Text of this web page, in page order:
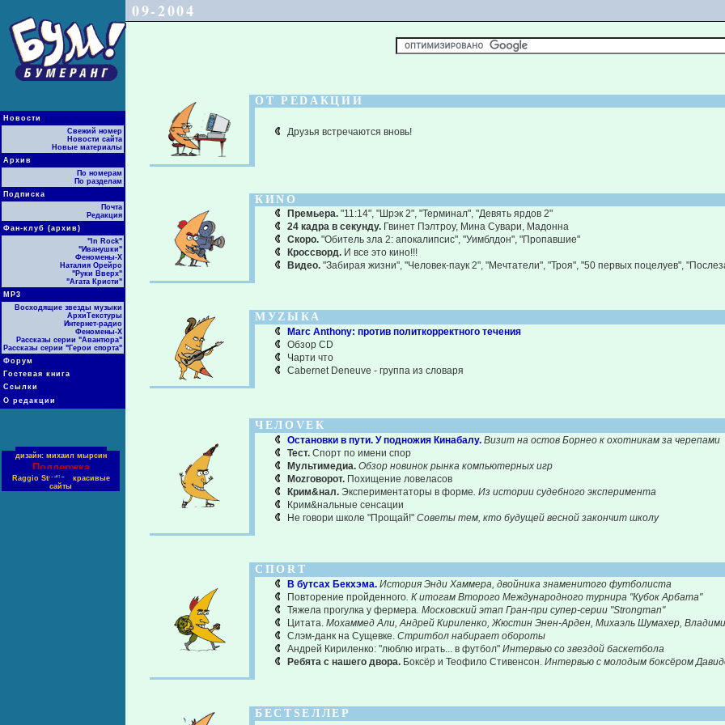
Новости
Свежий номер
Новости сайта
Новые материалы
Архив
По номерам
По разделам
Подписка
Почта
Редакция
Фан-клуб (архив)
"In Rock"
"Иванушки"
Феномены-Х
Наталия Орейро
"Руки Вверх"
"Агата Кристи"
МР3
Восходящие звезды музыки
АрхиТекстуры
Интернет-радио
Феномены-Х
Рассказы серии "Авантюра"
Рассказы серии "Герои спорта"
Форум
Гостевая книга
Ссылки
О редакции
дизайн: михаил мырсин
Поддержка
Raggio Studio - красивые
сайты
09-2004
ОТ РЕDАКЦИИ
Друзья встречаются вновь!
КИNО
Премьера. "11:14", "Шрэк 2", "Терминал", "Девять ярдов 2"
24 кадра в секунду. Гвинет Пэлтроу, Мина Сувари, Мадонна
Скоро. "Обитель зла 2: апокалипсис", "Уимблдон", "Пропавшие"
Кроссворд. И все это кино!!!
Видео. "Забирая жизни", "Человек-паук 2", "Мечтатели", "Троя", "50 первых поцелуев",
МУZЫКА
Marc Anthony: против политкорректного течения
Обзор CD
Чарти что
Cabernet Deneuve - группа из словаря
ЧЕЛОVЕК
Остановки в пути. У подножия Кинабалу. Визит на остов Борнео к охотникам за черепами
Тест. Спорт по имени спор
Мультимедиа. Обзор новинок рынка компьютерных игр
Моzговорот. Похищение ловеласов
Крим&нал. Экспериментаторы в форме. Из истории судебного эксперимента
Крим&нальные сенсации
Не говори школе "Прощай!" Советы тем, кто будущей весной закончит школу
СПОRТ
В бутсах Бекхэма. История Энди Хаммера, двойника знаменитого футболиста
Повторение пройденного. К итогам Второго Международного турнира "Кубок Арбата"
Тяжела прогулка у фермера. Московский этап Гран-при супер-серии "Strongman"
Цитата. Мохаммед Али, Андрей Кириленко, Жюстин Энен-Арден, Михаэль Шумахер,
Слэм-данк на Сущевке. Стритбол набирает обороты
Андрей Кириленко: "люблю играть... в футбол" Интервью со звездой баскетбола
Ребята с нашего двора. Боксёр и Теофило Стивенсон. Интервью с молодым боксёром
БЕСТSЕЛЛЕР